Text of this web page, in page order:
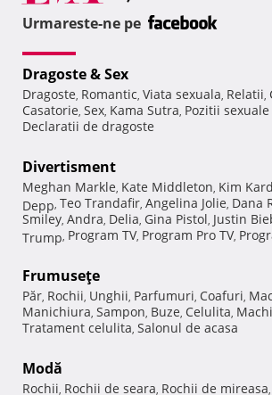
Urmareste-ne pe
Dragoste & Sex
Dragoste, Romantic, Viata sexuala, Relatii,
Casatorie, Sex, Kama Sutra, Pozitii
Declaratii de dragoste
Divertisment
Meghan Markle, Kate Middleton, Kim
Depp, Teo Trandafir, Angelina Jolie, Dana
Smiley, Andra, Delia, Gina Pistol, Justin
Trump, Program TV, Program Pro TV,
Frumuseţe
Păr, Rochii, Unghii, Parfumuri, Coafuri,
Manichiura, Sampon, Buze, Celulita,
Tratament celulita, Salonul de acasa
Modă
Rochii, Rochii de seara, Rochii de mireasa,